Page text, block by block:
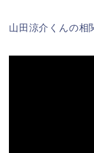
山田涼介くんの相